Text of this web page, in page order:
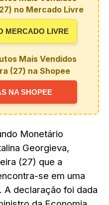
no Mercado Livre
MERCADO LIVRE
Mais Vendidos
(27) na Shopee
NA SHOPEE
Monetário
Georgieva,
(27) que a
se em uma
A declaração foi dada